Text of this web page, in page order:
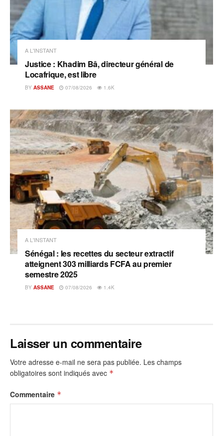
A L'INSTANT
Justice : Khadim Bâ, directeur général de
Locafrique, est libre
BY ASSANE 07/08/2026 1.6K
A L'INSTANT
Sénégal : les recettes du secteur extractif
atteignent 303 milliards FCFA au premier
semestre 2025
BY ASSANE 07/08/2026 1.4K
Laisser un commentaire
Votre adresse e-mail ne sera pas publiée. Les champs
obligatoires sont indiqués avec *
Commentaire *